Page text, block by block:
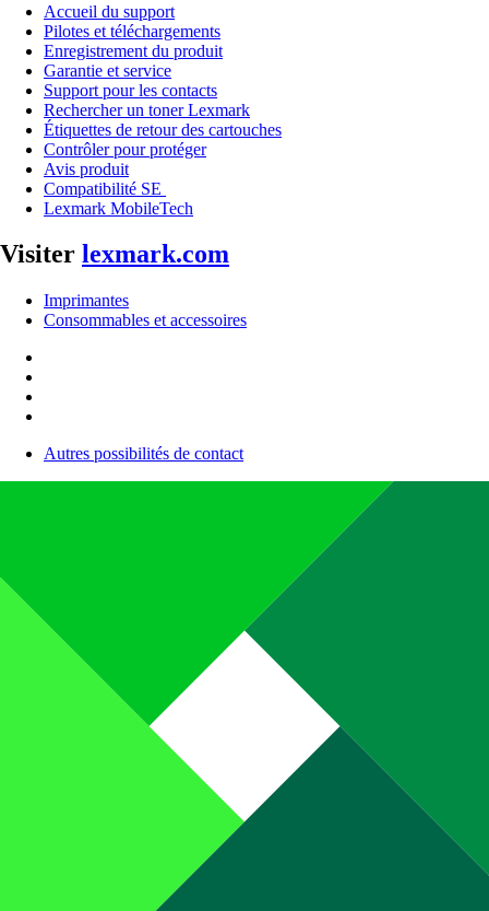
Accueil du support
Pilotes et téléchargements
Enregistrement du produit
Garantie et service
Support pour les contacts
Rechercher un toner Lexmark
Étiquettes de retour des cartouches
Contrôler pour protéger
Avis produit
Compatibilité SE
Lexmark MobileTech
Visiter lexmark.com
Imprimantes
Consommables et accessoires
Autres possibilités de contact